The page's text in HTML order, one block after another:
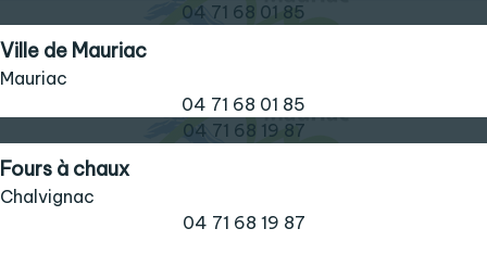
04 71 68 01 85
Ville de Mauriac
Mauriac
04 71 68 01 85
04 71 68 19 87
Fours à chaux
Chalvignac
04 71 68 19 87